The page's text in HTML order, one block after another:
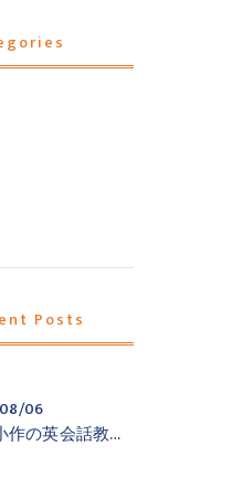
Posts
06
羽村市小作の英会話教室が一歩踏み出すお手伝い